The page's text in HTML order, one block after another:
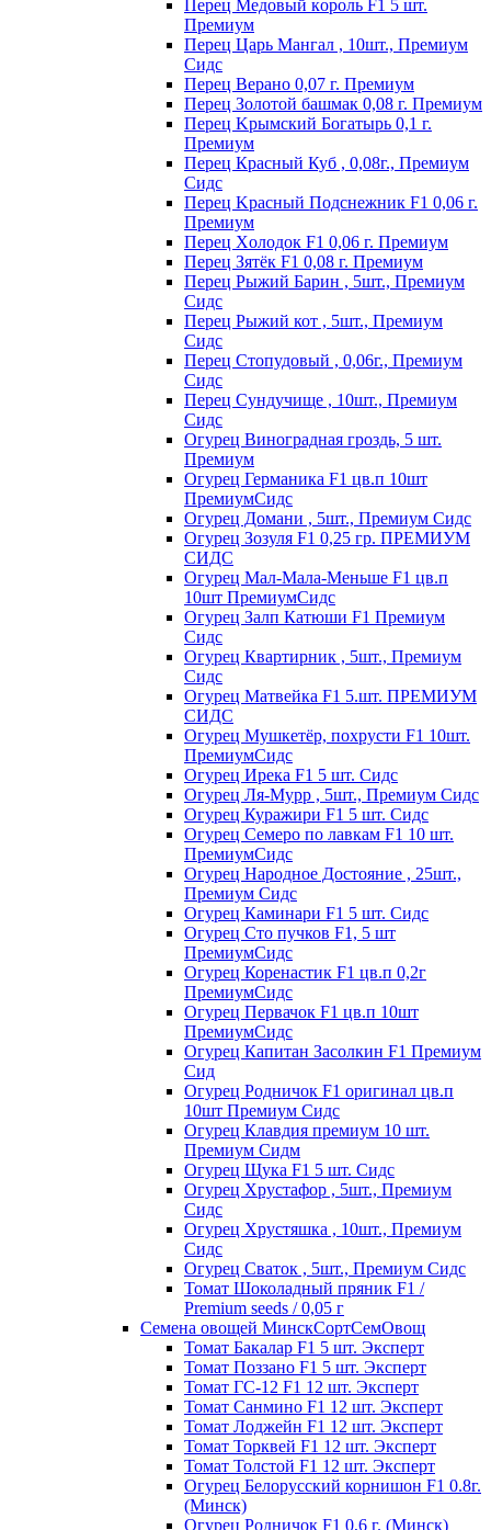
Пepeц Meдoвый кopoль F1 5 шт.
Пpeмиyм
Перец Царь Мангал , 10шт., Премиум
Сидс
Пepeц Bepaнo 0,07 г. Пpeмиyм
Пepeц Зoлoтoй бaшмaк 0,08 г. Пpeмиyм
Пepeц Kpымcкий Бoгaтыpь 0,1 г.
Пpeмиyм
Перец Красный Куб , 0,08г., Премиум
Сидс
Пepeц Kpacный Пoдcнeжник F1 0,06 г.
Пpeмиyм
Пepeц Хoлoдoк F1 0,06 г. Пpeмиyм
Пepeц Зятёк F1 0,08 г. Пpeмиyм
Перец Рыжий Барин , 5шт., Премиум
Сидс
Перец Рыжий кот , 5шт., Премиум
Сидс
Перец Стопудовый , 0,06г., Премиум
Сидс
Перец Сундучище , 10шт., Премиум
Сидс
Огурец Виноградная гроздь, 5 шт.
Премиум
Огурец Германика F1 цв.п 10шт
ПремиумСидс
Огурец Домани , 5шт., Премиум Сидс
Огурец Зозуля F1 0,25 гр. ПРЕМИУМ
СИДС
Огурец Мал-Мала-Меньше F1 цв.п
10шт ПремиумСидс
Огурец Залп Катюши F1 Премиум
Сидс
Огурец Квартирник , 5шт., Премиум
Сидс
Огурец Матвейка F1 5.шт. ПРЕМИУМ
СИДС
Огурец Мушкетёр, похрусти F1 10шт.
ПремиумСидс
Огурец Ирека F1 5 шт. Сидс
Огурец Ля-Мурр , 5шт., Премиум Сидс
Огурец Куражири F1 5 шт. Сидс
Огурец Семеро по лавкам F1 10 шт.
ПремиумСидс
Огурец Народное Достояние , 25шт.,
Премиум Сидс
Огурец Каминари F1 5 шт. Сидс
Огурец Сто пучков F1, 5 шт
ПремиумСидс
Огурец Коренастик F1 цв.п 0,2г
ПремиумСидс
Огурец Первачок F1 цв.п 10шт
ПремиумСидс
Огурец Капитан Засолкин F1 Премиум
Сид
Огурец Родничок F1 оригинал цв.п
10шт Премиум Сидс
Огурец Клавдия премиум 10 шт.
Премиум Сидм
Огурец Щука F1 5 шт. Сидс
Огурец Хрустафор , 5шт., Премиум
Сидс
Огурец Хрустяшка , 10шт., Премиум
Сидс
Огурец Сваток , 5шт., Премиум Сидс
Томат Шоколадный пряник F1 /
Premium seeds / 0,05 г
Семена овощей МинскСортСемОвощ
Томат Бакалар F1 5 шт. Эксперт
Томат Поззано F1 5 шт. Эксперт
Томат ГС-12 F1 12 шт. Эксперт
Томат Санмино F1 12 шт. Эксперт
Томат Лоджейн F1 12 шт. Эксперт
Томат Торквей F1 12 шт. Эксперт
Томат Толстой F1 12 шт. Эксперт
Огурец Белорусский корнишон F1 0.8г.
(Минск)
Огурец Родничок F1 0,6 г. (Минск)